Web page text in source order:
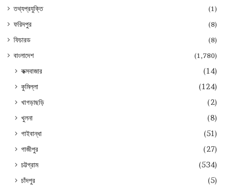
তথ্যপ্রযুক্তি
(1)
ফরিদপুর
(8)
ফিচারড
(8)
বাংলাদেশ
(1,780)
কক্সবাজার
(14)
কুমিল্লা
(124)
খাগড়াছড়ি
(2)
খুলনা
(8)
গাইবান্ধা
(51)
গাজীপুর
(27)
চট্টগ্রাম
(534)
চাঁদপুর
(5)